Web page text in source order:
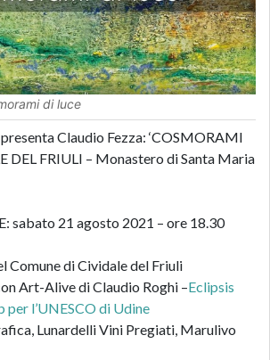
di luce
presenta Claudio Fezza: ‘COSMORAMI
DEL FRIULI – Monastero di Santa Maria
sabato 21 agosto 2021 – ore 18.30
Comune di Cividale del Friuli
Art-Alive di Claudio Roghi –Eclipsis
per l’UNESCO di Udine
Lunardelli Vini Pregiati, Marulivo